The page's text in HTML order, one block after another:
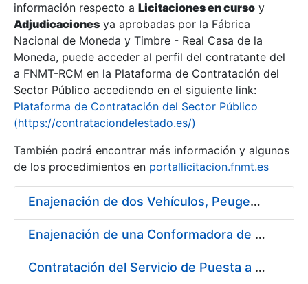
Show/Hide
Show/Hide
información respecto a Licitaciones en curso y
Adjudicaciones ya aprobadas por la Fábrica
Nacional de Moneda y Timbre - Real Casa de la
Moneda, puede acceder al perfil del contratante del
a FNMT-RCM en la Plataforma de Contratación del
Sector Público accediendo en el siguiente link:
Plataforma de Contratación del Sector Público
(https://contrataciondelestado.es/)
También podrá encontrar más información y algunos
de los procedimientos en portallicitacion.fnmt.es
Enajenación de dos Vehículos, Peugeot 307 y Peugeot 407
Enajenación de una Conformadora de Pliegos PVC-Overlay, Modelo Louda GM 400
Contratación del Servicio de Puesta a Disposición y Mantenimiento de Contenedores Higiénicos, Bacteriostáticos, Ambientadores, Columnas Eliminadoras de Olores y Alfombras Antideslizantes